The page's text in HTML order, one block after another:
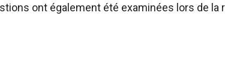
ont également été examinées lors de la